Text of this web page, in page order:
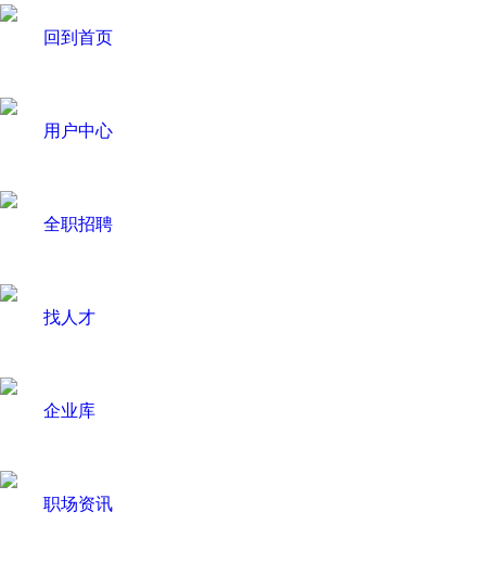
回到首页
用户中心
全职招聘
找人才
企业库
职场资讯